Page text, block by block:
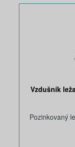
Vzdušník
Pozinkovaný